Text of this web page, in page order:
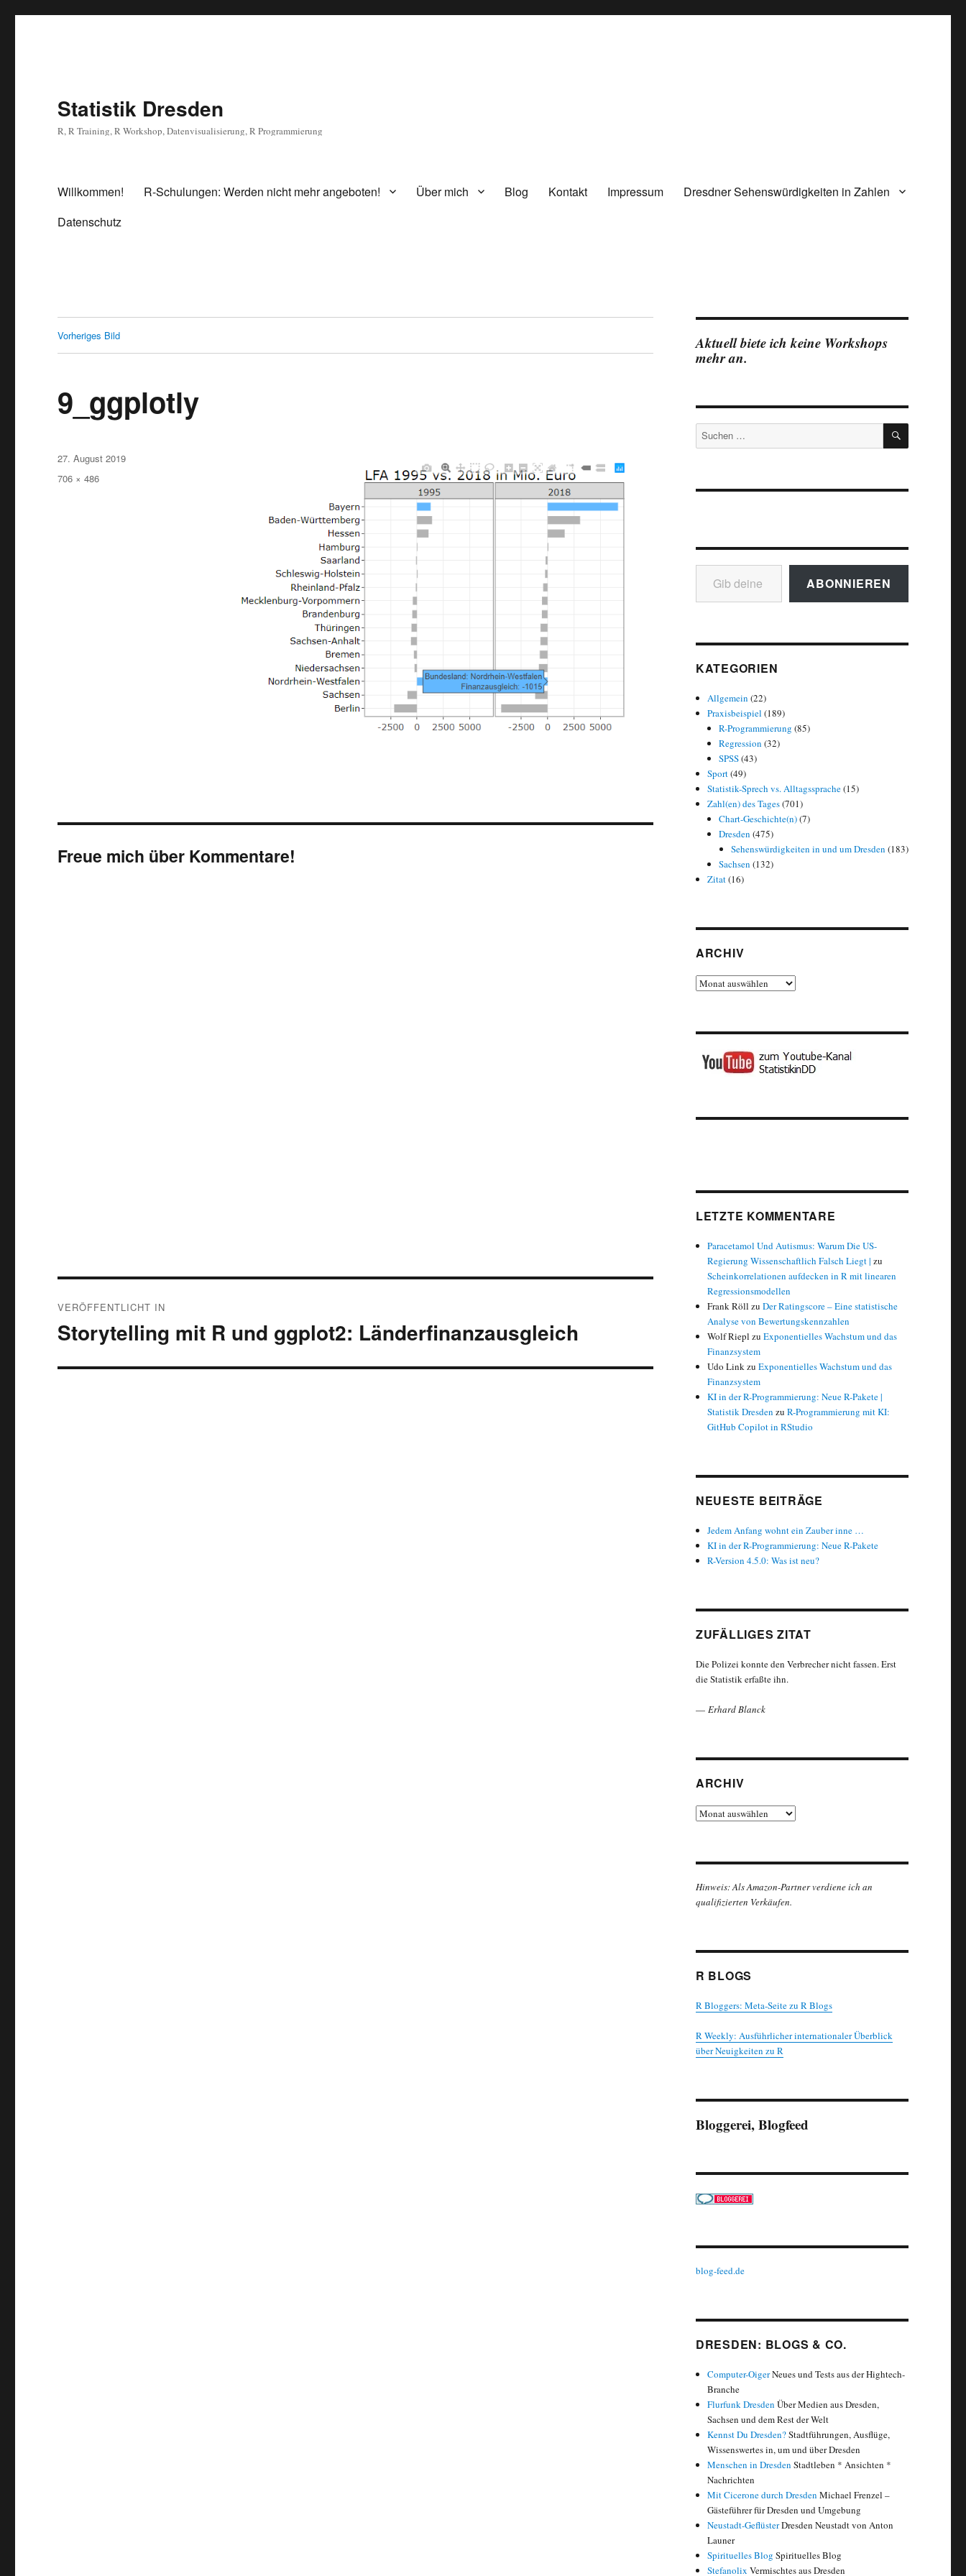
Statistik Dresden
R, R Training, R Workshop, Datenvisualisierung, R Programmierung
Willkommen! R-Schulungen: Werden nicht mehr angeboten! Über mich Blog Kontakt Impressum
Dresdner Sehenswürdigkeiten in Zahlen
Datenschutz
Vorheriges Bild
9_ggplotly
Veröffentlicht
am
27. August 2019
Originalgröße
706 × 486
Freue mich über Kommentare!
VERÖFFENTLICHT IN
Storytelling mit R und ggplot2: Länderfinanzausgleich
Aktuell biete ich keine Workshops
mehr an.
Suchen
nach:
SUCHEN
Gib deine E-Mail-Adresse ein ...
ABONNIEREN
KATEGORIEN
Allgemein (22)
Praxisbeispiel (189)
R-Programmierung (85)
Regression (32)
SPSS(43)
Sport(49)
Statistik-Sprech vs. Alltagssprache(15)
Zahl(en) des Tages(701)
Chart-Geschichte(n)(7)
Dresden (475)
Sehenswürdigkeiten in und um Dresden (183)
Sachsen (132)
Zitat(16)
ARCHIV
Archiv
LETZTE KOMMENTARE
Paracetamol Und Autismus: Warum Die US-
Regierung Wissenschaftlich Falsch Liegt | zu
Scheinkorrelationen aufdecken in R mit linearen
Regressionsmodellen
Frank Röll zuDer Ratingscore – Eine statistische
Analyse von Bewertungskennzahlen
Wolf Riepl zuExponentielles Wachstum und das
Finanzsystem
Udo LinkzuExponentielles Wachstum und das
Finanzsystem
KI in der R-Programmierung: Neue R-Pakete |
Statistik Dresden zuR-Programmierung mit KI:
GitHub Copilot in RStudio
NEUESTE BEITRÄGE
Jedem Anfang wohnt ein Zauber inne …
KI in der R-Programmierung: Neue R-Pakete
R-Version 4.5.0: Was ist neu?
ZUFÄLLIGES ZITAT
Die Polizei konnte den Verbrecher nicht fassen. Erst
die Statistik erfaßte ihn.
— Erhard Blanck
ARCHIV
Archiv
Hinweis: Als Amazon-Partner verdiene ich an
qualifizierten Verkäufen.
R BLOGS
R Bloggers: Meta-Seite zu R Blogs
R Weekly: Ausführlicher internationaler Überblick
über Neuigkeiten zu R
Bloggerei, Blogfeed
blog-feed.de
DRESDEN: BLOGS & CO.
Computer-OigerNeues und Tests aus der Hightech-
Branche
Flurfunk Dresden Über Medien aus Dresden,
Sachsen und dem Rest der Welt
Kennst Du Dresden?Stadtführungen, Ausflüge,
Wissenswertes in, um und über Dresden
Menschen in Dresden Stadtleben * Ansichten *
Nachrichten
Mit Cicerone durch Dresden Michael Frenzel –
Gästeführer für Dresden und Umgebung
Neustadt-GeflüsterDresden Neustadt von Anton
Launer
Spirituelles Blog Spirituelles Blog
Stefanolix Vermischtes aus Dresden